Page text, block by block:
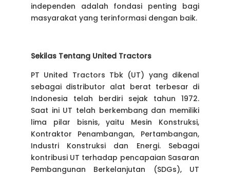
independen adalah fondasi penting bagi
masyarakat yang terinformasi dengan baik.
Sekilas Tentang United Tractors
PT United Tractors Tbk (UT) yang dikenal
sebagai distributor alat berat terbesar di
Indonesia telah berdiri sejak tahun 1972.
Saat ini UT telah berkembang dan memiliki
lima pilar bisnis, yaitu Mesin Konstruksi,
Kontraktor Penambangan, Pertambangan,
Industri Konstruksi dan Energi. Sebagai
kontribusi UT terhadap pencapaian Sasaran
Pembangunan Berkelanjutan (SDGs), UT